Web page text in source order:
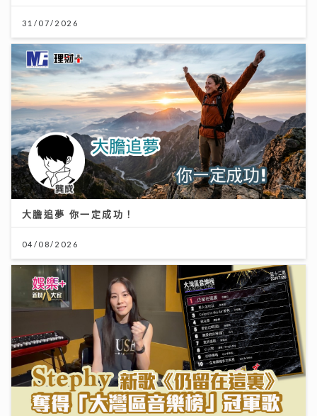
31/07/2026
大膽追夢 你一定成功！
04/08/2026